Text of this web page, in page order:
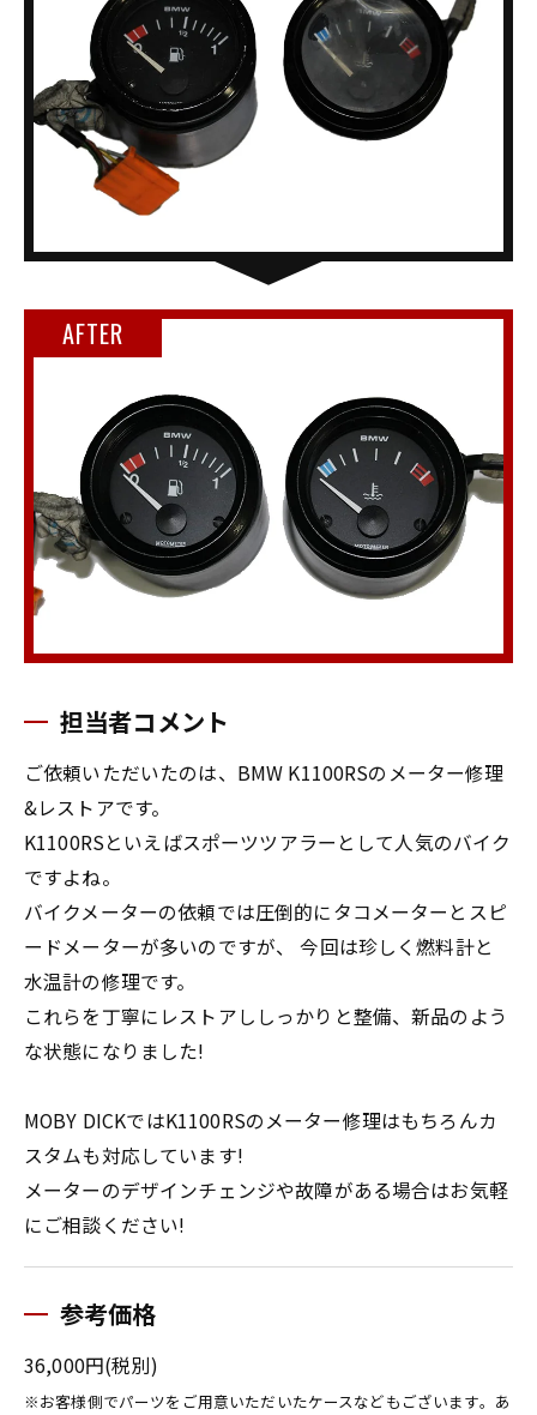
担当者コメント
ご依頼いただいたのは、BMW K1100RSのメーター修理
&レストアです。
K1100RSといえばスポーツツアラーとして人気のバイク
ですよね。
バイクメーターの依頼では圧倒的にタコメーターとスピ
ードメーターが多いのですが、 今回は珍しく燃料計と
水温計の修理です。
これらを丁寧にレストアししっかりと整備、新品のよう
な状態になりました!
MOBY DICKではK1100RSのメーター修理はもちろんカ
スタムも対応しています!
メーターのデザインチェンジや故障がある場合はお気軽
にご相談ください!
参考価格
36,000円(税別)
※お客様側でパーツをご用意いただいたケースなどもございます。あ